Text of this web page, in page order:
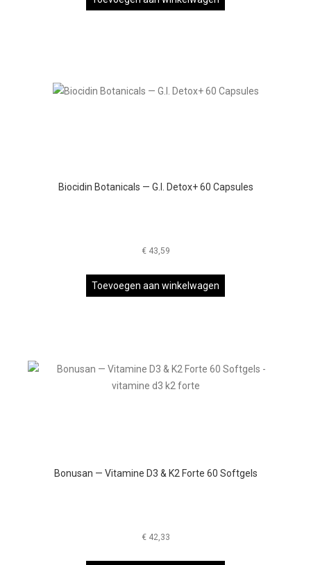
Biocidin Botanicals — G.I. Detox+ 60 Capsules
€43,59
Toevoegen aan winkelwagen
Bonusan — Vitamine D3 & K2 Forte 60 Softgels
€42,33